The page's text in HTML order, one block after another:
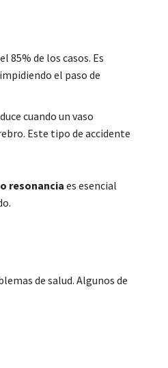
85% de los casos. Es
el paso de
cuando un vaso
Este tipo de accidente
resonanciaes esencial
de salud. Algunos de